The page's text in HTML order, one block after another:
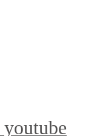
youtube